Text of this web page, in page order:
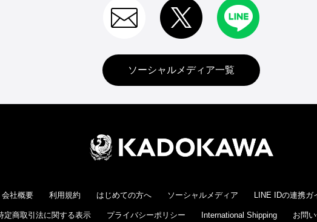
ソーシャルメディア一覧
会社概要 利用規約 はじめての方へ ソーシャルメディア LINE IDの連携ガ
定商取引法に関する表示 プライバシーポリシー International Shipping お問